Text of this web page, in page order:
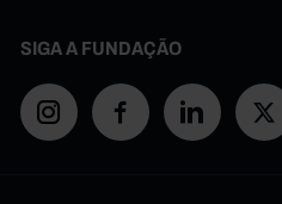
SIGA A FUNDAÇÃO